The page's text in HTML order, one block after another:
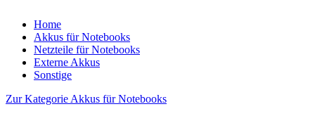
Home
Akkus für Notebooks
Netzteile für Notebooks
Externe Akkus
Sonstige
Zur Kategorie Akkus für Notebooks